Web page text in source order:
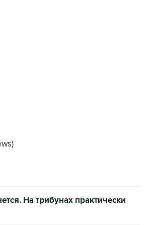
На трибунах практически